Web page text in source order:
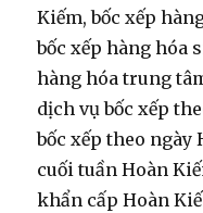
Kiếm, bốc xếp
bốc xếp hàng hóa
hàng hóa trung
dịch vụ bốc xếp
bốc xếp theo ngày
cuối tuần Hoàn
khẩn cấp Hoàn